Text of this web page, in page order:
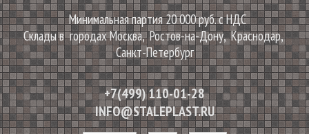
Минимальная партия 20 000 руб. с НДС
Склады в городах Москва, Ростов-на-Дону, Краснодар,
Санкт-Петербург
+7(499) 110-01-28
INFO@STALEPLAST.RU